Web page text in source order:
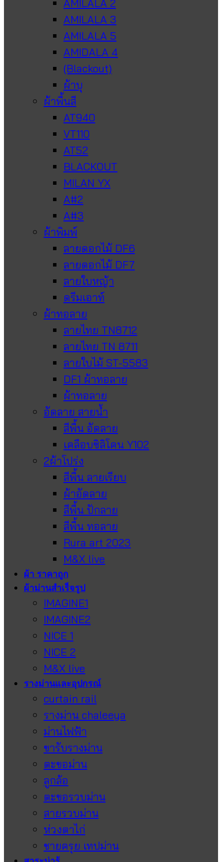
AMILALA 2
AMILALA 3
AMILALA 5
AMIDALA 4
(Blackout)
ผ้าบุ
ผ้าพื้นสี
AT940
VT110
AT52
BLACKOUT
MILAN YX
A#2
A#3
ผ้าพิมพ์
ลายดอกไม้ DF6
ลายดอกไม้ DF7
ลายใบหญ้า
ดรีมเอาท์
ผ้าทอลาย
ลายไทย TN8712
ลายไทย TN 8711
ลายใบไม้ ST-5583
DF1 ผ้าทอลาย
ผ้าทอลาย
อัดลาย สายน้ำ
สีพื้น อัดลาย
เคลือบซิลิโคน Y102
2ผ้าโปร่ง
สีพื้น ลายเรียบ
ผ้าอัดลาย
สีพื้น ปักลาย
สีพื้น ทอลาย
Rura art 2023
M&X live
ผ้า ราคาถูก
ผ้าม่านสำเร็จรูป
IMAGINE1
IMAGINE2
NICE 1
NICE 2
M&X live
รางม่านและอุปกรณ์
curtain rail
รางม่าน chaleeya
ม่านไฟฟ้า
ขารับรางม่าน
ตะขอม่าน
ลูกล้อ
ตะขอรวบม่าน
สายรวบม่าน
ห่วงตาไก่
ชายครุย เทปม่าน